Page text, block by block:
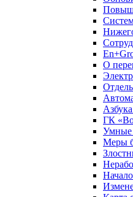
О
ГК
Умные
Меры